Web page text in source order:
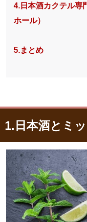
4.日本酒カクテル専
ホール）
5.まとめ
1.日本酒とミ